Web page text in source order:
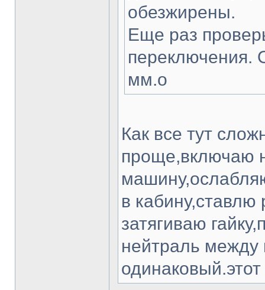
обезжирены.
Еще раз
переключения.
мм.о
Как все тут
проще,включаю
в
затягиваю
нейтраль между